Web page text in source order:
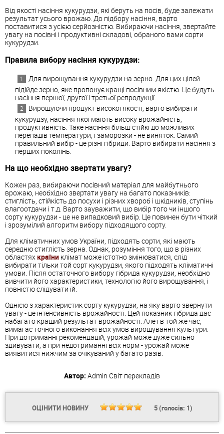
Від якості насіння кукурудзи, які беруть на посів, буде залежати
результат усього врожаю. До підбору насіння, варто
поставитися з усією серйозністю. Вибираючи насіння, звертайте
увагу на посівні і продуктивні складові, обраного вами сорти
кукурудзи.
Правила вибору насіння кукурудзи:
Для вирощування кукурудзи на зерно. Для цих цілей
підійде зерно, яке пропонує кращі посівним якістю. Це будуть
насіння першої, другої і третьої репродукції.
Вирощуючи продукт високої якості, варто вибирати
кукурудзу, насіння якої мають високу врожайність,
продуктивність. Таке насіння більш стійкі до можливих
перепадів температури, і заморозки - не виняток. Самий
правильний вибір - це різні гібриди. Варто вибирати насіння з
перших поколінь.
На що необхідно звертати увагу?
Кожен раз, вибираючи посівний матеріал для майбутнього
врожаю, необхідно звертати увагу на багато показників:
стиглість, стійкість до посухи і різних хвороб і шкідників, ступінь
влагоотдачи і т.д. Варто зауважити, що вибір того чи іншого
сорту кукурудзи - це не випадковий вибір. Це повинен бути чіткий
і зрозумілий алгоритм вибору підходящого сорту.
Для кліматичних умов України, підходять сорти, які мають
середню стиглість зерна. Однак, розуміння того, що в різних
областяхкраїни клімат може істотно змінюватися, слід
вибирати тільки той сорт кукурудзи, якого підходять кліматичні
умови. Після остаточного вибору гібрида кукурудзи, необхідно
вивчити його характеристики, технологію його вирощування, і
повністю слідувати їй.
Однією з характеристик сорту кукурудзи, на яку варто звернути
увагу - це інтенсивність врожайності. Цей показник гібрида дає
набагато кращий результат врожайності. Але і в той же час,
вимагає точного виконання всіх умов вирощування культури.
При дотриманні рекомендацій, урожай може дуже сильно
здивувати, а при недотриманні всіх норм - урожай може
виявитися нижчим за очікуваний у багато разів.
Автор: Admin Світ перекладів
ОЦІНИТИ НОВИНУ 5(голосів: 1)